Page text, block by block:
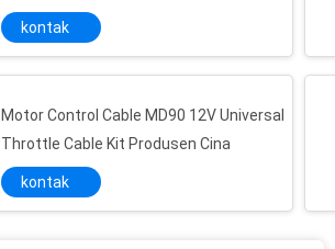
kontak
Motor Control Cable MD90 12V Universal
Throttle Cable Kit Produsen Cina
kontak